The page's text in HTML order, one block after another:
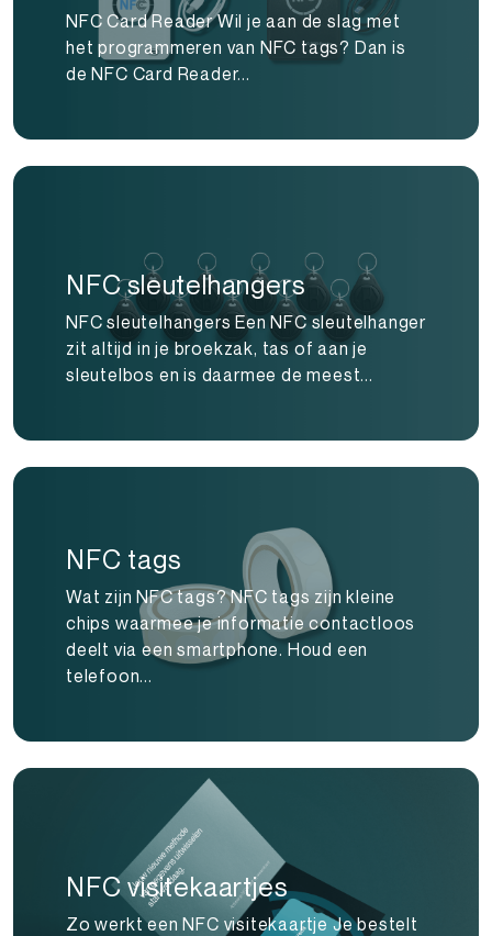
NFC Card Reader Wil je aan de slag met
het programmeren van NFC tags? Dan is
de NFC Card Reader...
NFC sleutelhangers
NFC sleutelhangers Een NFC sleutelhanger
zit altijd in je broekzak, tas of aan je
sleutelbos en is daarmee de meest...
NFC tags
Wat zijn NFC tags? NFC tags zijn kleine
chips waarmee je informatie contactloos
deelt via een smartphone. Houd een
telefoon...
NFC visitekaartjes
Zo werkt een NFC visitekaartje Je bestelt